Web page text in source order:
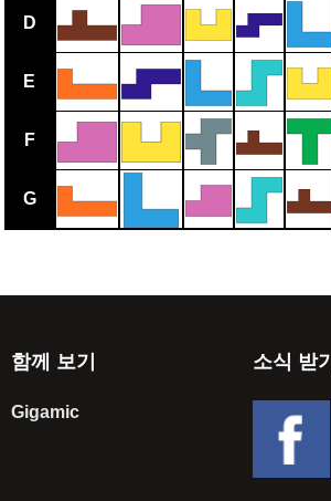
D
E
F
G
함께 보기
Gigamic
소식 받기